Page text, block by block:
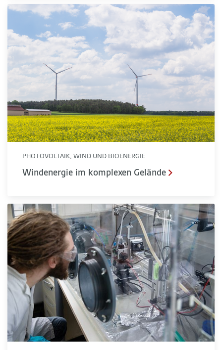
Windenergie im komplexen Gelände
PHOTOVOLTAIK, WIND UND BIOENERGIE
Windenergie im komplexen Gelände
Smarte Fenster